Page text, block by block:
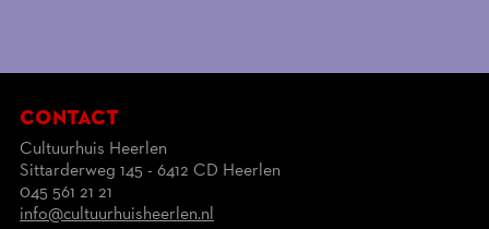
contact
Cultuurhuis Heerlen
Sittarderweg 145 - 6412 CD Heerlen
045 561 21 21
info@cultuurhuisheerlen.nl